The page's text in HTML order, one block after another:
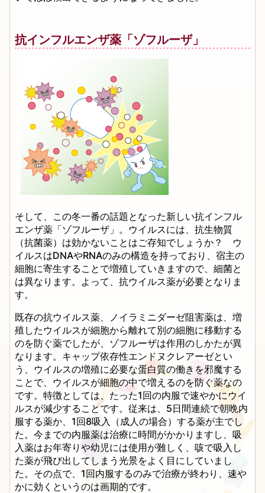
抗インフルエンザ薬「ゾフルーザ」
そして、この冬一番の話題となった新しい抗インフル
エンザ薬「ゾフルーザ」。ウイルスには、抗生物質
（抗菌薬）は効かないことはご存知でしょうか？ ウ
イルスはDNAやRNAのみの構造を持っており、宿主の
細胞に寄生することで増殖していきますので、細菌と
は異なります。よって、抗ウイルス薬が必要となりま
す。
既存の抗ウイルス薬、ノイラミニダーゼ阻害薬は、増
殖したウイルスが細胞から離れて別の細胞に移動する
のを防ぐ薬でしたが、ゾフルーザは作用のしかたが異
なります。キャップ依存性エンドヌクレアーゼとい
う、ウイルスの増殖に必要な蛋白質の働きを邪魔する
ことで、ウイルスが細胞の中で増えるのを防ぐ薬なの
です。特徴としては、たった1回の内服で速やかにウイ
ルスが減少することです。従来は、5日間連続で朝晩内
服する薬か、1回8吸入（成人の場合）する薬が主でし
た。今までの内服薬は治療に時間がかかりますし、吸
入薬はお年寄りや幼児には使用が難しく、咳で吸入し
た薬が飛び出してしまう光景をよく目にしていまし
た。その点で、1回内服するのみで治療が終わり、速や
かに効くというのは画期的です。